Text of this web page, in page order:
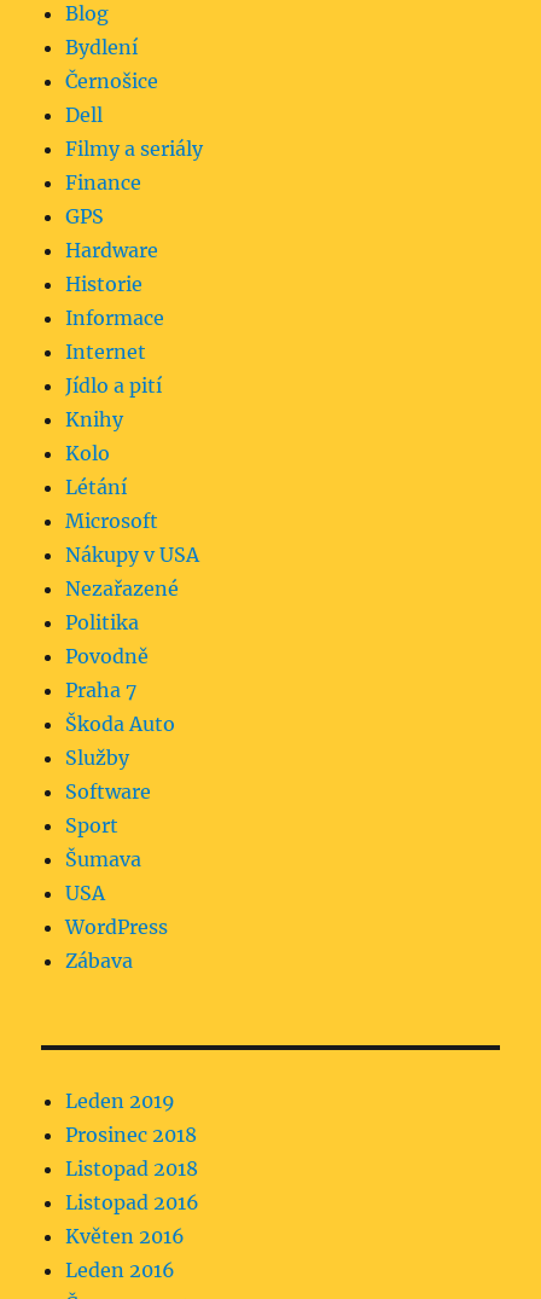
Blog
Bydlení
Černošice
Dell
Filmy a seriály
Finance
GPS
Hardware
Historie
Informace
Internet
Jídlo a pití
Knihy
Kolo
Létání
Microsoft
Nákupy v USA
Nezařazené
Politika
Povodně
Praha 7
Škoda Auto
Služby
Software
Sport
Šumava
USA
WordPress
Zábava
Leden 2019
Prosinec 2018
Listopad 2018
Listopad 2016
Květen 2016
Leden 2016